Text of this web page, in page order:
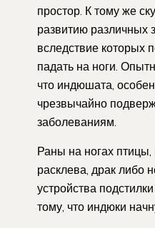
простор. К тому же
развитию различных
вследствие которых
падать на ноги.
что индюшата,
чрезвычайно
заболеваниям.
Раны на ногах
расклева, драк либо
устройства
тому, что индюки